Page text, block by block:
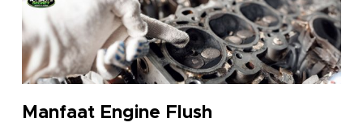
Manfaat Engine Flush